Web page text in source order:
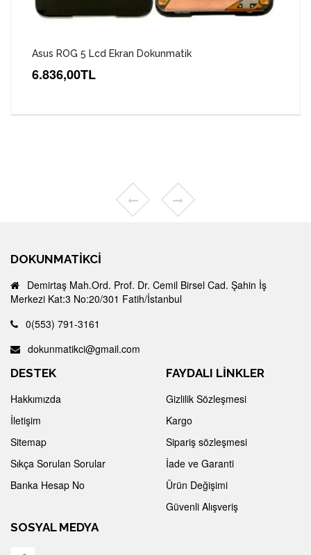
Asus ROG 5 Lcd Ekran Dokunmatik
6.836,00TL
DOKUNMATIKCI
Demirtaş Mah.Ord. Prof. Dr. Cemil Birsel Cad. Şahin İş
Merkezi Kat:3 No:20/301 Fatih/İstanbul
0(553) 791-3161
dokunmatikci@gmail.com
DESTEK
Hakkımızda
İletişim
Sitemap
Sıkça Sorulan Sorular
Banka Hesap No
FAYDALI LİNKLER
Gizlilik Sözleşmesi
Kargo
Sipariş sözleşmesi
İade ve Garanti
Ürün Değişimi
Güvenli Alışveriş
SOSYAL MEDYA